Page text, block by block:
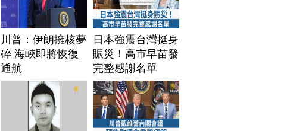
川普：伊朗擁核夢
碎 海峽即將恢復
通航
日本強震台灣挺身
賑災！高市早苗發
完整感謝名單